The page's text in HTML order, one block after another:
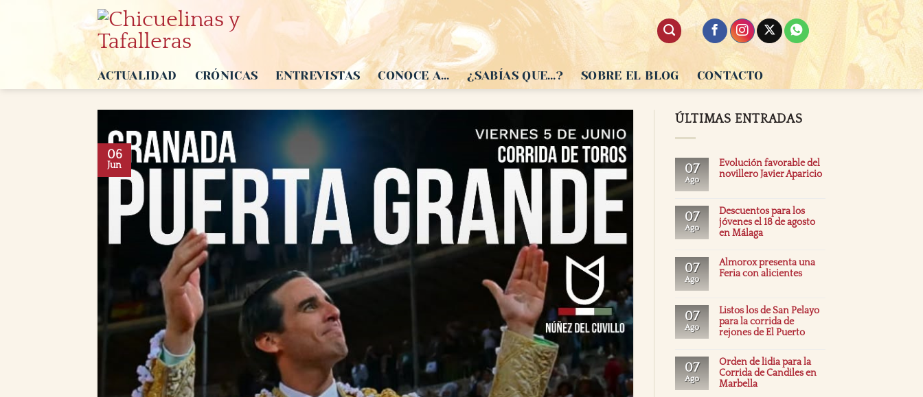
ACTUALIDAD
CRÓNICAS ENTREVISTAS CONOCE A… ¿SABÍAS QUE…? SOBRE EL BLOG CONTACTO
06
Jun
ÚLTIMAS ENTRADAS
07
Ago
Evolución favorable del
novillero Javier Aparicio
07
Ago
Descuentos para los
jóvenes el 18 de agosto
en Málaga
07
Ago
Almorox presenta una
Feria con alicientes
07
Ago
Listos los de San Pelayo
para la corrida de
rejones de El Puerto
07
Ago
Orden de lidia para la
Corrida de Candiles en
Marbella